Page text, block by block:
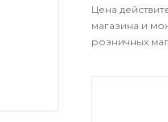
Цена
магазина и
розничных